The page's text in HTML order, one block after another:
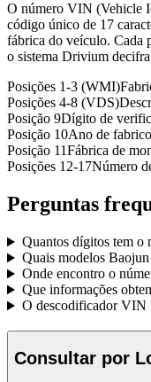
O número VIN (Vehicle
código único de 17
fábrica do veículo. Cada
o sistema Drivium
Posições 1-3 (WMI)
Posições 4-8 (VDS)
Posição 9Dígito de
Posição 10Ano de fabrico
Posição 11Fábrica de
Posições 12-17Número
Perguntas
Quantos dígitos tem
Quais modelos
Onde encontro o
Que informações
O descodificador VIN
Consultar por